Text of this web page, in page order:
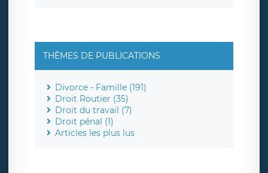
THÈMES DE PUBLICATIONS
Divorce - Famille (191)
Droit Routier (35)
Droit du travail (7)
Droit pénal (1)
Articles les plus lus